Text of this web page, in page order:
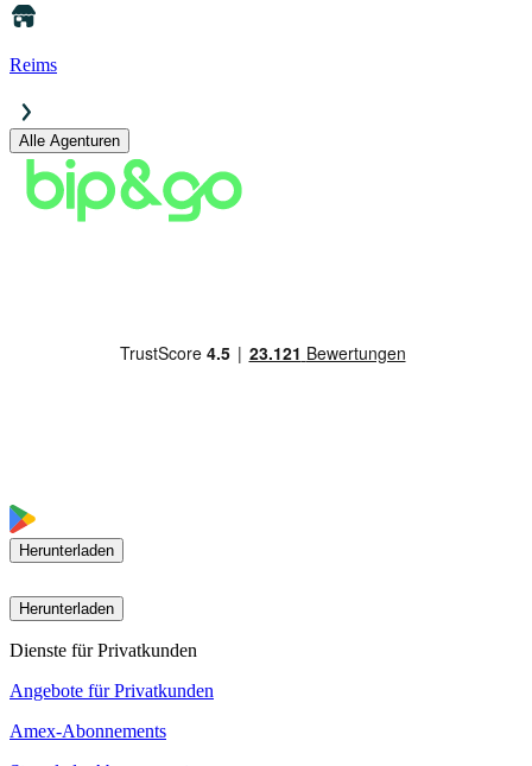
Reims
Alle Agenturen
Herunterladen
Herunterladen
Dienste für Privatkunden
Angebote für Privatkunden
Amex-Abonnements